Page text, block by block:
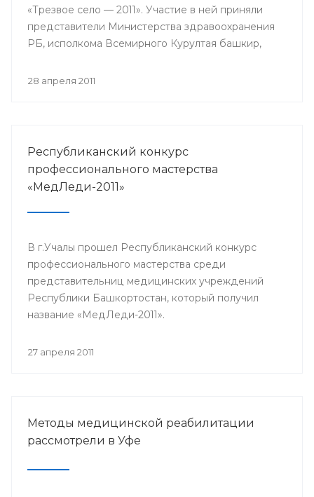
«Трезвое село — 2011». Участие в ней приняли
представители Министерства здравоохранения
РБ, исполкома Всемирного Курултая башкир,
Башкортостан».
28 апреля 2011
Республиканский конкурс
профессионального мастерства
«МедЛеди-2011»
В г.Учалы прошел Республиканский конкурс
профессионального мастерства среди
представительниц медицинских учреждений
Республики Башкортостан, который получил
название «МедЛеди-2011».
27 апреля 2011
Методы медицинской реабилитации
рассмотрели в Уфе